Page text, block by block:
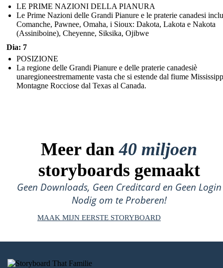
LE PRIME NAZIONI DELLA PIANURA
Le Prime Nazioni delle Grandi Pianure e le praterie canadesi
Comanche, Pawnee, Omaha, i Sioux: Dakota, Lakota e Nakota
(Assiniboine), Cheyenne, Siksika, Ojibwe
Dia: 7
POSIZIONE
La regione delle Grandi Pianure e delle praterie canadesiè
unaregioneestremamente vasta che si estende dal fiume
Montagne Rocciose dal Texas al Canada.
Meer dan40 miljoen
storyboards gemaakt
Geen Downloads, Geen Creditcard en Geen Login
Nodig om te Proberen!
MAAK MIJN EERSTE STORYBOARD